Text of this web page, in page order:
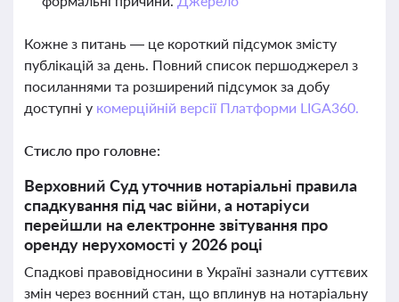
Кожне з питань — це короткий підсумок змісту
публікацій за день. Повний список першоджерел з
посиланнями та розширений підсумок за добу
доступні у комерційній версії Платформи LIGA360.
Стисло про головне:
Верховний Суд уточнив нотаріальні правила
спадкування під час війни, а нотаріуси
перейшли на електронне звітування про
оренду нерухомості у 2026 році
Спадкові правовідносини в Україні зазнали суттєвих
змін через воєнний стан, що вплинув на нотаріальну